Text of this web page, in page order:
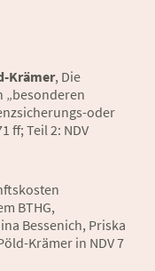
Krämer, Die
„besonderen
oder
ff; Teil 2: NDV
BTHG,
Bessenich, Priska
Krämer in NDV 7